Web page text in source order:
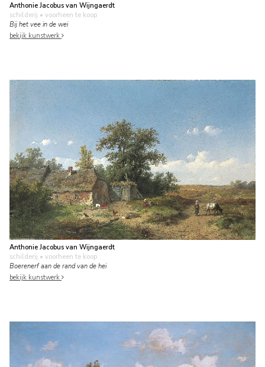
Anthonie Jacobus van Wijngaerdt
schilderij • voorheen te koop
Bij het vee in de wei
bekijk kunstwerk
Anthonie Jacobus van Wijngaerdt
schilderij • voorheen te koop
Boerenerf aan de rand van de hei
bekijk kunstwerk